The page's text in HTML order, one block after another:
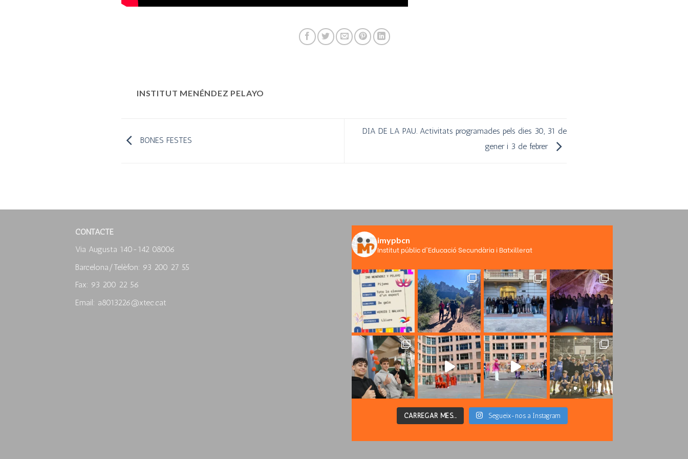
INSTITUT MENÉNDEZ PELAYO
BONES FESTES
DIA DE LA PAU. Activitats programades pels dies 30, 31 de
gener i 3 de febrer
CONTACTE
Via Augusta 140-142 08006
Barcelona/Telèfon: 93 200 27 55
Fax: 93 200 22 56
Email: a8013226@xtec.cat
imypbcn
Institut públic d'Educació Secundària i Batxillerat
CARREGAR MÉS... Segueix-nos a Instagram